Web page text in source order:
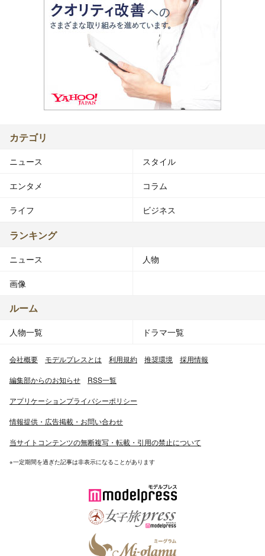
カテゴリ
ニュース スタイル
エンタメ コラム
ライフ ビジネス
ランキング
ニュース 人物
画像
ルーム
人物一覧 ドラマ一覧
会社概要 モデルプレスとは 利用規約 推奨環境 採用情報
編集部からのお知らせ RSS一覧
アプリケーションプライバシーポリシー
情報提供・広告掲載・お問い合わせ
当サイトコンテンツの無断複写・転載・引用の禁止について
※一定期間を過ぎた記事は非表示になることがあります